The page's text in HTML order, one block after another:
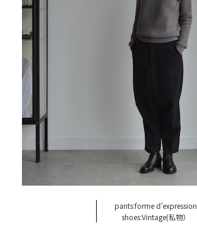
pants:forme d’expression
shoes:Vintage(私物）